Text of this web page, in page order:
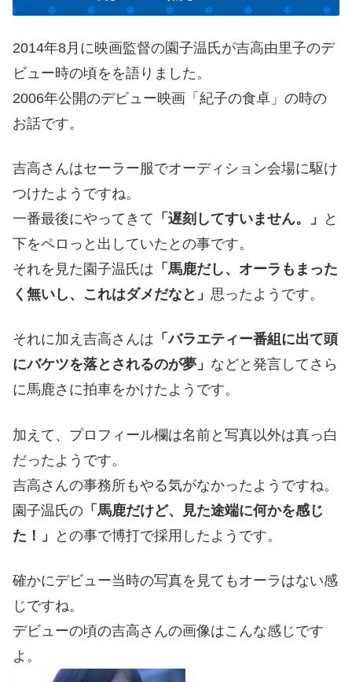
2014年8月に映画監督の園子温氏が吉高由里子のデ
ビュー時の頃をを語りました。
2006年公開のデビュー映画「紀子の食卓」の時の
お話です。
吉高さんはセーラー服でオーディション会場に駆け
つけたようですね。
一番最後にやってきて 「遅刻してすいません。」
と
下をペロっと出していたとの事です。
それを見た園子温氏は 「馬鹿だし、オーラもまった
く無いし、これはダメだなと」 思ったようです。
それに加え吉高さんは 「バラエティー番組に出て頭
にバケツを落とされるのが夢」 などと発言してさら
に馬鹿さに拍車をかけたようです。
加えて、プロフィール欄は名前と写真以外は真っ白
だったようです。
吉高さんの事務所もやる気がなかったようですね。
園子温氏の 「馬鹿だけど、見た途端に何かを感じ
た！」
との事で博打で採用したようです。
確かにデビュー当時の写真を見てもオーラはない感
じですね。
デビューの頃の吉高さんの画像はこんな感じです
よ。